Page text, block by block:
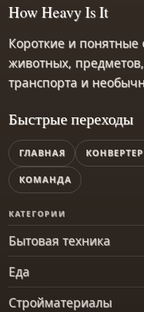
Быстрые переходы
ГЛАВНАЯ
КОМАНДА
КАТЕГОРИИ
Бытовая техника
Еда
Стройматериалы
How Heavy Is It
Короткие и понятные
животных,
транспорта и